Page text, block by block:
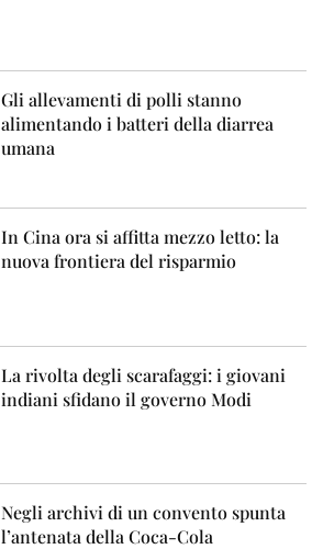
Gli allevamenti di polli stanno
alimentando i batteri della diarrea
umana
In Cina ora si affitta mezzo letto: la
nuova frontiera del risparmio
La rivolta degli scarafaggi: i giovani
indiani sfidano il governo Modi
Negli archivi di un convento spunta
l’antenata della Coca-Cola